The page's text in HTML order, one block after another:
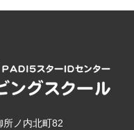
ノ内北町82